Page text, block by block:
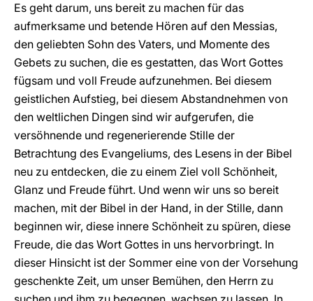
Es geht darum, uns bereit zu machen für das
aufmerksame und betende Hören auf den Messias,
den geliebten Sohn des Vaters, und Momente des
Gebets zu suchen, die es gestatten, das Wort Gottes
fügsam und voll Freude aufzunehmen. Bei diesem
geistlichen Aufstieg, bei diesem Abstandnehmen von
den weltlichen Dingen sind wir aufgerufen, die
versöhnende und regenerierende Stille der
Betrachtung des Evangeliums, des Lesens in der Bibel
neu zu entdecken, die zu einem Ziel voll Schönheit,
Glanz und Freude führt. Und wenn wir uns so bereit
machen, mit der Bibel in der Hand, in der Stille, dann
beginnen wir, diese innere Schönheit zu spüren, diese
Freude, die das Wort Gottes in uns hervorbringt. In
dieser Hinsicht ist der Sommer eine von der Vorsehung
geschenkte Zeit, um unser Bemühen, den Herrn zu